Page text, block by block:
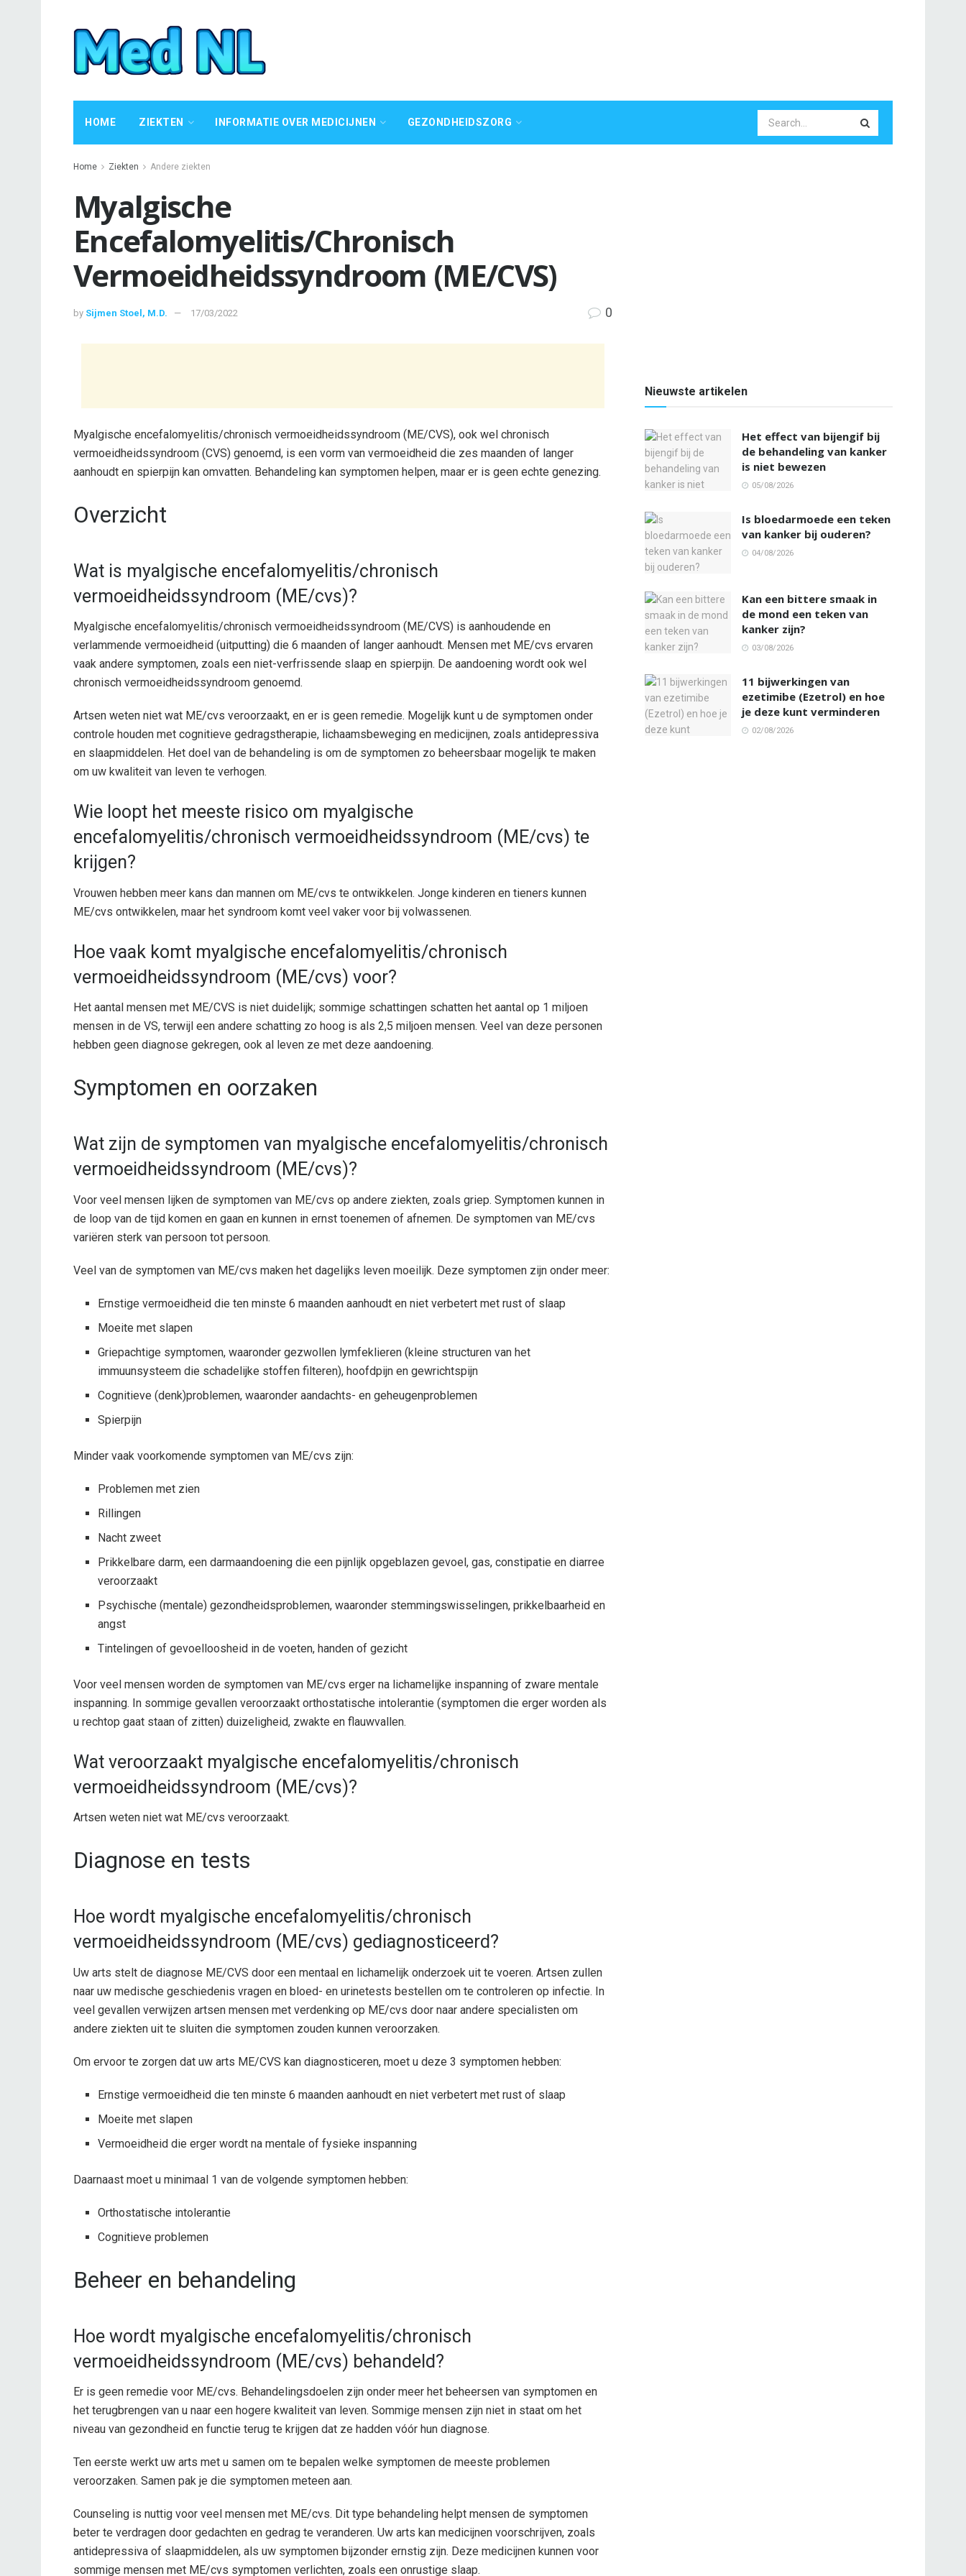
HOME ZIEKTEN INFORMATIE OVER MEDICIJNEN GEZONDHEIDSZORG
Home Ziekten Andere ziekten
Myalgische
Encefalomyelitis/Chronisch
Vermoeidheidssyndroom (ME/CVS)
by Sijmen Stoel, M.D. 17/03/2022 0
Myalgische encefalomyelitis/chronisch vermoeidheidssyndroom (ME/CVS), ook wel chronisch
vermoeidheidssyndroom (CVS) genoemd, is een vorm van vermoeidheid die zes maanden of langer
aanhoudt en spierpijn kan omvatten. Behandeling kan symptomen helpen, maar er is geen echte genezing.
Overzicht
Wat is myalgische encefalomyelitis/chronisch
vermoeidheidssyndroom (ME/cvs)?
Myalgische encefalomyelitis/chronisch vermoeidheidssyndroom (ME/CVS) is aanhoudende en
verlammende vermoeidheid (uitputting) die 6 maanden of langer aanhoudt. Mensen met ME/cvs ervaren
vaak andere symptomen, zoals een niet-verfrissende slaap en spierpijn. De aandoening wordt ook wel
chronisch vermoeidheidssyndroom genoemd.
Artsen weten niet wat ME/cvs veroorzaakt, en er is geen remedie. Mogelijk kunt u de symptomen onder
controle houden met cognitieve gedragstherapie, lichaamsbeweging en medicijnen, zoals antidepressiva
en slaapmiddelen. Het doel van de behandeling is om de symptomen zo beheersbaar mogelijk te maken
om uw kwaliteit van leven te verhogen.
Wie loopt het meeste risico om myalgische
encefalomyelitis/chronisch vermoeidheidssyndroom (ME/cvs) te
krijgen?
Vrouwen hebben meer kans dan mannen om ME/cvs te ontwikkelen. Jonge kinderen en tieners kunnen
ME/cvs ontwikkelen, maar het syndroom komt veel vaker voor bij volwassenen.
Hoe vaak komt myalgische encefalomyelitis/chronisch
vermoeidheidssyndroom (ME/cvs) voor?
Het aantal mensen met ME/CVS is niet duidelijk; sommige schattingen schatten het aantal op 1 miljoen
mensen in de VS, terwijl een andere schatting zo hoog is als 2,5 miljoen mensen. Veel van deze personen
hebben geen diagnose gekregen, ook al leven ze met deze aandoening.
Symptomen en oorzaken
Wat zijn de symptomen van myalgische encefalomyelitis/chronisch
vermoeidheidssyndroom (ME/cvs)?
Voor veel mensen lijken de symptomen van ME/cvs op andere ziekten, zoals griep. Symptomen kunnen in
de loop van de tijd komen en gaan en kunnen in ernst toenemen of afnemen. De symptomen van ME/cvs
variëren sterk van persoon tot persoon.
Veel van de symptomen van ME/cvs maken het dagelijks leven moeilijk. Deze symptomen zijn onder meer:
Ernstige vermoeidheid die ten minste 6 maanden aanhoudt en niet verbetert met rust of slaap
Moeite met slapen
Griepachtige symptomen, waaronder gezwollen lymfeklieren (kleine structuren van het
immuunsysteem die schadelijke stoffen filteren), hoofdpijn en gewrichtspijn
Cognitieve (denk)problemen, waaronder aandachts- en geheugenproblemen
Spierpijn
Minder vaak voorkomende symptomen van ME/cvs zijn:
Problemen met zien
Rillingen
Nacht zweet
Prikkelbare darm, een darmaandoening die een pijnlijk opgeblazen gevoel, gas, constipatie en diarree
veroorzaakt
Psychische (mentale) gezondheidsproblemen, waaronder stemmingswisselingen, prikkelbaarheid en
angst
Tintelingen of gevoelloosheid in de voeten, handen of gezicht
Voor veel mensen worden de symptomen van ME/cvs erger na lichamelijke inspanning of zware mentale
inspanning. In sommige gevallen veroorzaakt orthostatische intolerantie (symptomen die erger worden als
u rechtop gaat staan ​​of zitten) duizeligheid, zwakte en flauwvallen.
Wat veroorzaakt myalgische encefalomyelitis/chronisch
vermoeidheidssyndroom (ME/cvs)?
Artsen weten niet wat ME/cvs veroorzaakt.
Diagnose en tests
Hoe wordt myalgische encefalomyelitis/chronisch
vermoeidheidssyndroom (ME/cvs) gediagnosticeerd?
Uw arts stelt de diagnose ME/CVS door een mentaal en lichamelijk onderzoek uit te voeren. Artsen zullen
naar uw medische geschiedenis vragen en bloed- en urinetests bestellen om te controleren op infectie. In
veel gevallen verwijzen artsen mensen met verdenking op ME/cvs door naar andere specialisten om
andere ziekten uit te sluiten die symptomen zouden kunnen veroorzaken.
Om ervoor te zorgen dat uw arts ME/CVS kan diagnosticeren, moet u deze 3 symptomen hebben:
Ernstige vermoeidheid die ten minste 6 maanden aanhoudt en niet verbetert met rust of slaap
Moeite met slapen
Vermoeidheid die erger wordt na mentale of fysieke inspanning
Daarnaast moet u minimaal 1 van de volgende symptomen hebben:
Orthostatische intolerantie
Cognitieve problemen
Beheer en behandeling
Hoe wordt myalgische encefalomyelitis/chronisch
vermoeidheidssyndroom (ME/cvs) behandeld?
Er is geen remedie voor ME/cvs. Behandelingsdoelen zijn onder meer het beheersen van symptomen en
het terugbrengen van u naar een hogere kwaliteit van leven. Sommige mensen zijn niet in staat om het
niveau van gezondheid en functie terug te krijgen dat ze hadden vóór hun diagnose.
Ten eerste werkt uw arts met u samen om te bepalen welke symptomen de meeste problemen
veroorzaken. Samen pak je die symptomen meteen aan.
Counseling is nuttig voor veel mensen met ME/cvs. Dit type behandeling helpt mensen de symptomen
beter te verdragen door gedachten en gedrag te veranderen. Uw arts kan medicijnen voorschrijven, zoals
antidepressiva of slaapmiddelen, als uw symptomen bijzonder ernstig zijn. Deze medicijnen kunnen voor
sommige mensen met ME/cvs symptomen verlichten, zoals een onrustige slaap.
Nieuwste artikelen
Het effect van bijengif bij
de behandeling van kanker
is niet bewezen
05/08/2026
Is bloedarmoede een teken
van kanker bij ouderen?
04/08/2026
Kan een bittere smaak in
de mond een teken van
kanker zijn?
03/08/2026
11 bijwerkingen van
ezetimibe (Ezetrol) en hoe
je deze kunt verminderen
02/08/2026